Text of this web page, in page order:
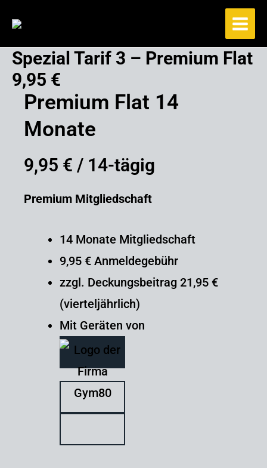
Inhalt
Spezial Tarif 3 – Premium Flat
9,95 €
Premium Flat 14
Monate
9,95 € / 14-tägig
Premium Mitgliedschaft
14 Monate Mitgliedschaft
9,95 € Anmeldegebühr
zzgl. Deckungsbeitrag 21,95 €
(vierteljährlich)
Mit Geräten von